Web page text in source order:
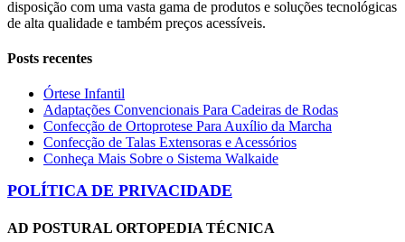
disposição com uma vasta gama de produtos e soluções tecnológicas
de alta qualidade e também preços acessíveis.
Posts recentes
Órtese Infantil
Adaptações Convencionais Para Cadeiras de Rodas
Confecção de Ortoprotese Para Auxílio da Marcha
Confecção de Talas Extensoras e Acessórios
Conheça Mais Sobre o Sistema Walkaide
POLÍTICA DE PRIVACIDADE
AD POSTURAL ORTOPEDIA TÉCNICA